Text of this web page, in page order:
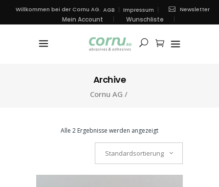
Willkommen bei der Cornu AG. AGB Impressum Newsletter
Mein Account Wunschliste
Archive
Cornu AG /
Alle 2 Ergebnisse werden angezeigt
Standardsortierung